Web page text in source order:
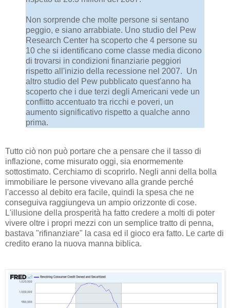
Non sorprende che molte persone si sentano
peggio, e siano arrabbiate. Uno studio del Pew
Research Center ha scoperto che 4 persone su
10 che si identificano come classe media dicono
di trovarsi in condizioni finanziarie peggiori
rispetto all'inizio della recessione nel 2007. Un
altro studio del Pew pubblicato quest'anno ha
scoperto che i due terzi degli Americani vede un
conflitto accentuato tra ricchi e poveri, un
aumento significativo rispetto a qualche anno
prima.
Tutto ciò non può portare che a pensare che il tasso di
inflazione, come misurato oggi, sia enormemente
sottostimato. Cerchiamo di scoprirlo. Negli anni della bolla
immobiliare le persone vivevano alla grande perché
l'accesso al debito era facile, quindi la spesa che ne
conseguiva raggiungeva un ampio orizzonte di cose.
L'illusione della prosperità ha fatto credere a molti di poter
vivere oltre i propri mezzi con un semplice tratto di penna,
bastava "rifinanziare" la casa ed il gioco era fatto. Le carte di
credito erano la nuova manna biblica.